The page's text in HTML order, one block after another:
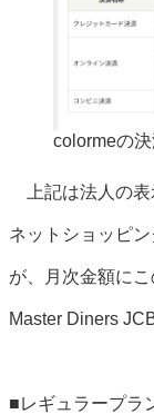
colormeの
上記は法人の表
ネットショッピ
が、月次金額に
Master Diners
■レギュラープラ